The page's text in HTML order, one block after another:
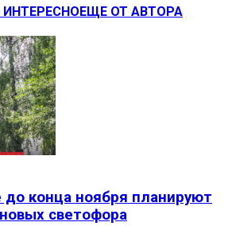
ЕЩЕ ОТ АВТОРА
конца ноября планируют
светофора